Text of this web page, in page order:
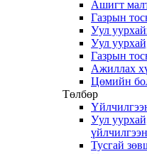
Ашигт
Газрын
Уул
Уул
Газрын
Ажиллах
Цөмийн
Төлбөр
Уул
Тусгай